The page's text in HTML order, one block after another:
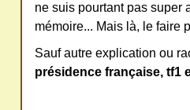
ne suis pourtant pas super
mémoire... Mais là, le faire
Sauf autre explication ou
présidence française, tf1